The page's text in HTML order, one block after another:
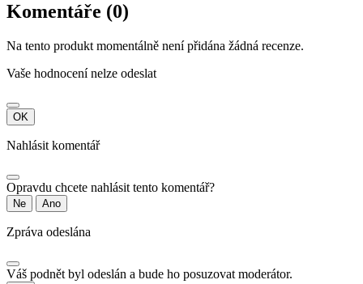
Komentáře (0)
Na tento produkt momentálně není přidána žádná recenze.
Vaše hodnocení nelze odeslat
OK
Nahlásit komentář
Opravdu chcete nahlásit tento komentář?
Ne Ano
Zpráva odeslána
Váš podnět byl odeslán a bude ho posuzovat moderátor.